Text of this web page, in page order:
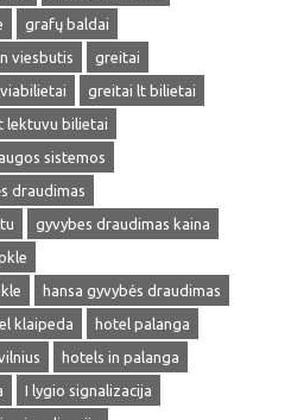
grafų baldai
viesbutis
greitai
greitai lt bilietai
lektuvu bilietai
sistemos
draudimas
gyvybes draudimas kaina
hansa gyvybės draudimas
klaipeda
hotel palanga
hotels in palanga
I lygio signalizacija